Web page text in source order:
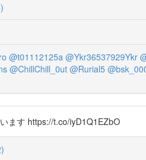
@t01112125a @Ykr36537929Ykr
@ChillChill_0ut @Rurial5
ます https://t.co/iyD1Q1EZbO